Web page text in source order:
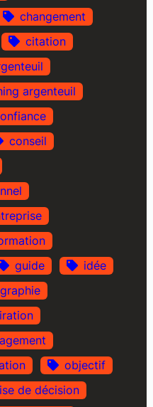
changement
citation
argenteuil
conseil
guide
idée
objectif
de décision